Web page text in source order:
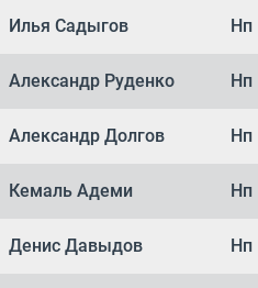
Илья Садыгов Нп
Александр Руденко Нп
Александр Долгов Нп
Кемаль Адеми Нп
Денис Давыдов Нп